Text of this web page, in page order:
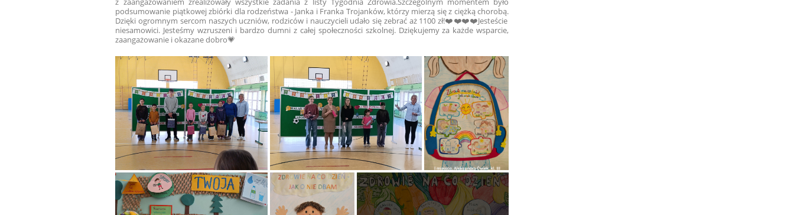
podsumowanie piątkowej zbiórki dla rodzeństwa - Janka i Franka Trojanków, którzy mierzą się z ciężką chorobą.
Dzięki ogromnym sercom naszych uczniów, rodziców i nauczycieli udało się zebrać aż 1100 zł!❤️❤️❤️❤️Jesteście
niesamowici. Jesteśmy wzruszeni i bardzo dumni z całej społeczności szkolnej. Dziękujemy za każde wsparcie,
zaangażowanie i okazane dobro💗